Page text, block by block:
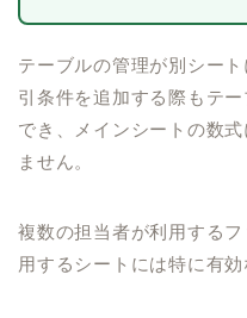
テーブルの管理が別シー
引条件を追加する際もテ
でき、メインシートの数
ません。
複数の担当者が利用する
用するシートには特に有